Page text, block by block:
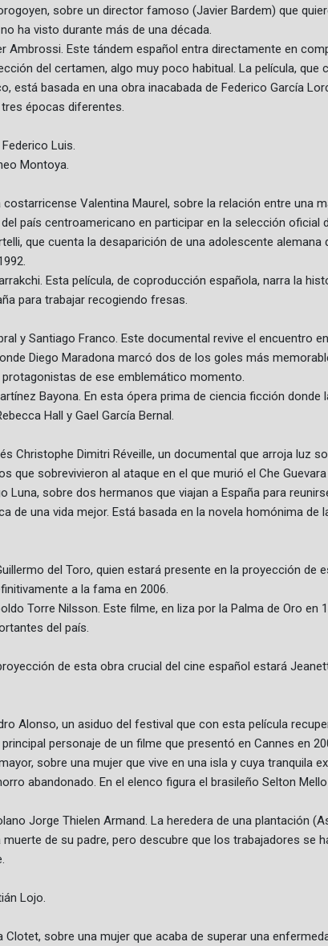
sobre un director famoso (Javier Bardem) que
ha visto durante más de una década.
Ambrossi. Este tándem español entra directamente en
del certamen, algo muy poco habitual. La película, que
está basada en una obra inacabada de Federico García
épocas diferentes.
Luis.
Montoya.
Valentina Maurel, sobre la relación entre una
país centroamericano en participar en la selección oficial
que cuenta la desaparición de una adolescente alemana
Esta película, de coproducción española, narra la
para trabajar recogiendo fresas.
y Santiago Franco. Este documental revive el encuentro
Diego Maradona marcó dos de los goles más
de ese emblemático momento.
Bayona. En esta ópera prima de ciencia ficción donde
Hall y Gael García Bernal.
Christophe Dimitri Réveille, un documental que arroja luz
que sobrevivieron al ataque en el que murió el Che Guevara
Luna, sobre dos hermanos que viajan a España para
de una vida mejor. Está basada en la novela homónima de
del Toro, quien estará presente en la proyección de
a la fama en 2006.
Torre Nilsson. Este filme, en liza por la Palma de Oro en
del país.
de esta obra crucial del cine español estará
Alonso, un asiduo del festival que con esta película
personaje de un filme que presentó en Cannes en
sobre una mujer que vive en una isla y cuya tranquila
abandonado. En el elenco figura el brasileño Selton
Jorge Thielen Armand. La heredera de una plantación
de su padre, pero descubre que los trabajadores se
Lojo.
sobre una mujer que acaba de superar una